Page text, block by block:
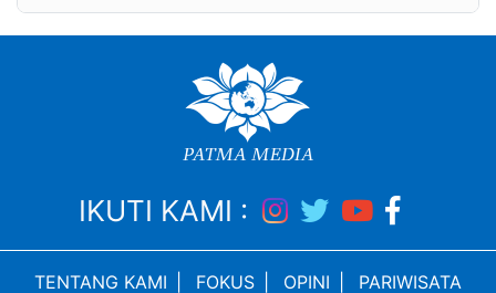
IKUTI KAMI :
TENTANG KAMI FOKUS OPINI PARIWISATA